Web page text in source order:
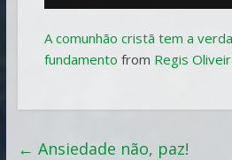
A comunhão cristã tem a
fundamento from Regis
← Ansiedade não, paz!